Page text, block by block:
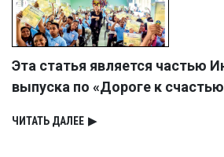
Эта статья является частью
выпуска по «Дороге к
ЧИТАТЬ ДАЛЕЕ ▶